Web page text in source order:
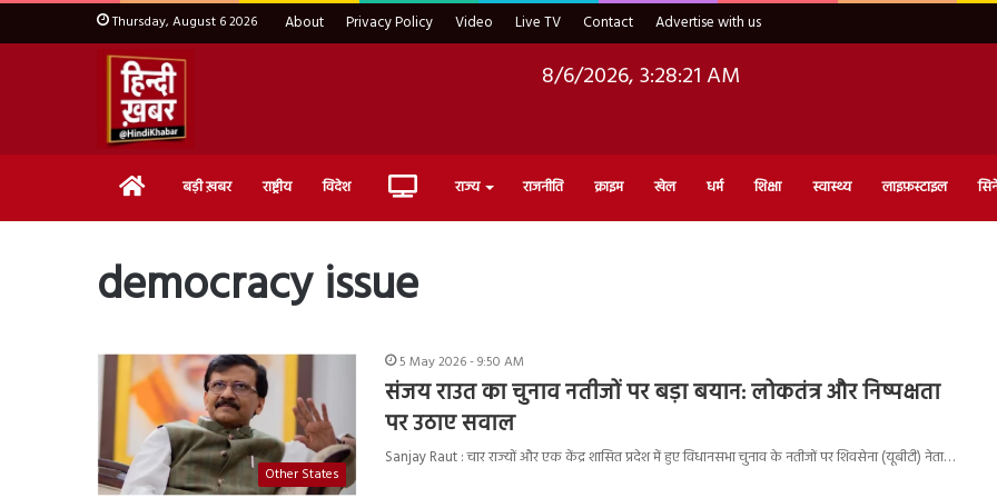
Thursday, August 6 2026 About Privacy Policy Video Live TV Contact Advertise with us
8/6/2026, 3:28:22 AM
Home बड़ी ख़बर राष्ट्रीय विदेश Live राज्य राजनीति क्राइम खेल धर्म शिक्षा स्वास्थ्य लाइफ़स्टाइल
democracy issue
Other States
5 May 2026 - 9:50 AM
संजय राउत का चुनाव नतीजों पर बड़ा बयान: लोकतंत्र और निष्पक्षता
पर उठाए सवाल
Sanjay Raut : चार राज्यों और एक केंद्र शासित प्रदेश में हुए विधानसभा चुनाव के नतीजों पर शिवसेना (यूबीटी) नेता…